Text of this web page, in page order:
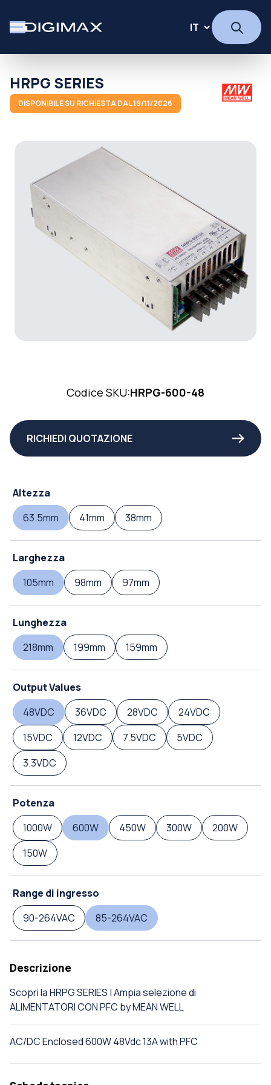
HRPG SERIES
DISPONIBILE SU RICHIESTA DAL 19/11/2026
Codice SKU:HRPG-600-48
RICHIEDI QUOTAZIONE
Altezza
63.5mm
41mm 38mm
Larghezza
105mm
98mm 97mm
Lunghezza
218mm
199mm 159mm
Output Values
48VDC
36VDC 28VDC
24VDC
15VDC
12VDC 7.5VDC
5VDC
3.3VDC
Potenza
1000W
600W 450W 300W
200W
150W
Range di ingresso
90-264VAC
85-264VAC
Descrizione
Scopri la HRPG SERIES | Ampia selezione di
ALIMENTATORI CON PFC by MEAN WELL
AC/DC Enclosed 600W 48Vdc 13A with PFC